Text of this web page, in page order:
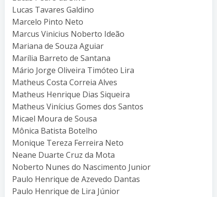
Lucas Tavares Galdino
Marcelo Pinto Neto
Marcus Vinicius Noberto Ideão
Mariana de Souza Aguiar
Marília Barreto de Santana
Mário Jorge Oliveira Timóteo Lira
Matheus Costa Correia Alves
Matheus Henrique Dias Siqueira
Matheus Vinícius Gomes dos Santos
Micael Moura de Sousa
Mônica Batista Botelho
Monique Tereza Ferreira Neto
Neane Duarte Cruz da Mota
Noberto Nunes do Nascimento Junior
Paulo Henrique de Azevedo Dantas
Paulo Henrique de Lira Júnior